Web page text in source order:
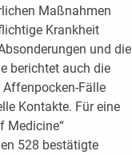
Maßnahmen
Krankheit
und die
berichtet auch die
Fälle
Kontakte. Für eine
Medicine“
528 bestätigte